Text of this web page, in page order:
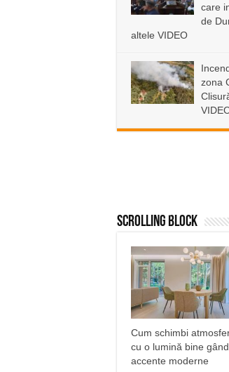
care
de
altele VIDEO
zona
Scrolling Block
Cum schimbi
cu o lumină bine
accente moderne